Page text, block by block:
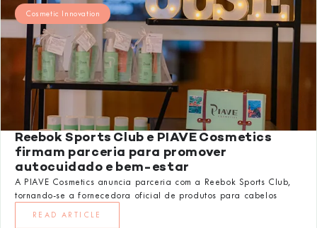
Cosmetic Innovation
Reebok Sports Club e PIAVE Cosmetics
firmam parceria para promover
autocuidado e bem-estar
A PIAVE Cosmetics anuncia parceria com a Reebok Sports Club,
tornando-se a fornecedora oficial de produtos para cabelos
READ ARTICLE